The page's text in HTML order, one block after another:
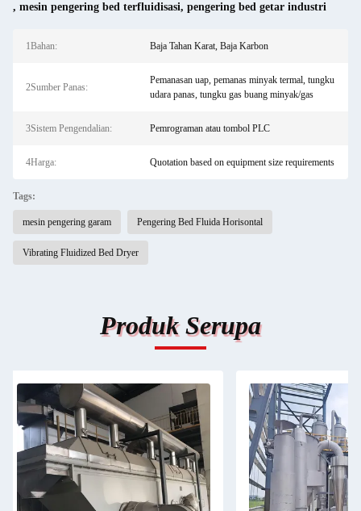
, mesin pengering bed terfluidisasi, pengering bed getar industri
1Bahan: Baja Tahan Karat, Baja Karbon
2Sumber Panas:
Pemanasan uap, pemanas minyak termal, tungku
udara panas, tungku gas buang minyak/gas
3Sistem Pengendalian: Pemrograman atau tombol PLC
4Harga: Quotation based on equipment size requirements
Tags:
mesin pengering garam Pengering Bed Fluida Horisontal
Vibrating Fluidized Bed Dryer
Produk Serupa